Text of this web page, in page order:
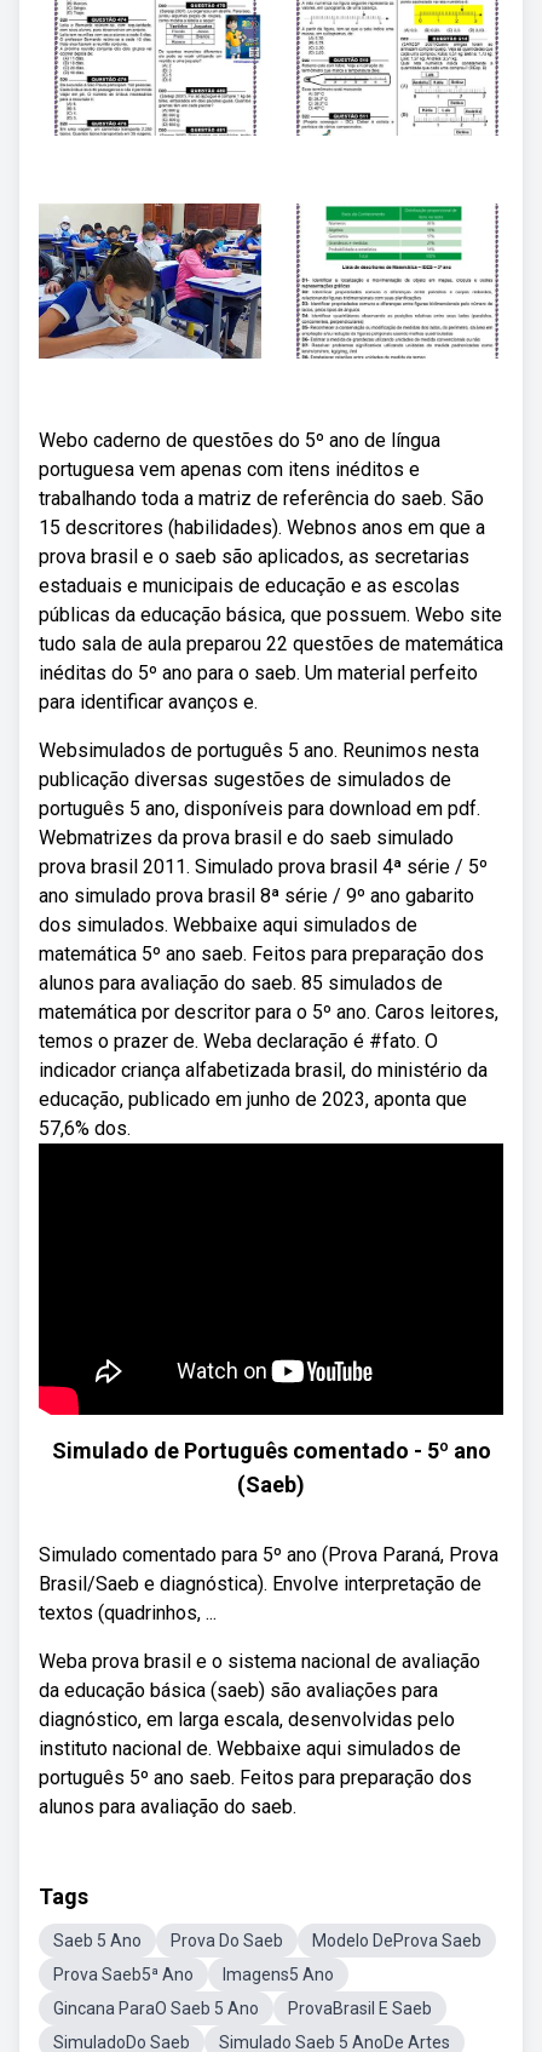
Webo caderno de questões do 5º ano de língua
portuguesa vem apenas com itens inéditos e
trabalhando toda a matriz de referência do saeb. São
15 descritores (habilidades). Webnos anos em que a
prova brasil e o saeb são aplicados, as secretarias
estaduais e municipais de educação e as escolas
públicas da educação básica, que possuem. Webo site
tudo sala de aula preparou 22 questões de matemática
inéditas do 5º ano para o saeb. Um material perfeito
para identificar avanços e.
Websimulados de português 5 ano. Reunimos nesta
publicação diversas sugestões de simulados de
português 5 ano, disponíveis para download em pdf.
Webmatrizes da prova brasil e do saeb simulado
prova brasil 2011. Simulado prova brasil 4ª série / 5º
ano simulado prova brasil 8ª série / 9º ano gabarito
dos simulados. Webbaixe aqui simulados de
matemática 5º ano saeb. Feitos para preparação dos
alunos para avaliação do saeb. 85 simulados de
matemática por descritor para o 5º ano. Caros leitores,
temos o prazer de. Weba declaração é #fato. O
indicador criança alfabetizada brasil, do ministério da
educação, publicado em junho de 2023, aponta que
57,6% dos.
Simulado de Português comentado - 5º ano
(Saeb)
Simulado comentado para 5º ano (Prova Paraná, Prova
Brasil/Saeb e diagnóstica). Envolve interpretação de
textos (quadrinhos, ...
Weba prova brasil e o sistema nacional de avaliação
da educação básica (saeb) são avaliações para
diagnóstico, em larga escala, desenvolvidas pelo
instituto nacional de. Webbaixe aqui simulados de
português 5º ano saeb. Feitos para preparação dos
alunos para avaliação do saeb.
Tags
Saeb 5 Ano Prova Do Saeb
Modelo DeProva Saeb
Prova Saeb5ª Ano
Imagens5 Ano
Gincana ParaO Saeb 5 Ano
ProvaBrasil E Saeb
SimuladoDo Saeb
Simulado Saeb 5 AnoDe Artes